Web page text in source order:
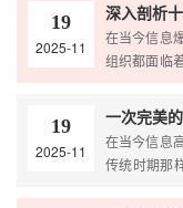
19
2025-11
深入剖析
在当今信息
组织都面临
媒体关系维
19
2025-11
一次完美
在当今信息
传统时期那